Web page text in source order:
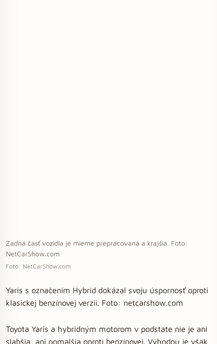
Zadná časť vozidla je mierne prepracovaná a krajšia. Foto:
NetCarShow.com
Foto: NetCarShow.com
Yaris s označením Hybrid dokázal svoju úspornosť oproti
klasickej benzínovej verzii. Foto: netcarshow.com
Toyota Yaris a hybridným motorom v podstate nie je ani
slabšia, ani pomalšia oproti benzínovej. Výhodou je však